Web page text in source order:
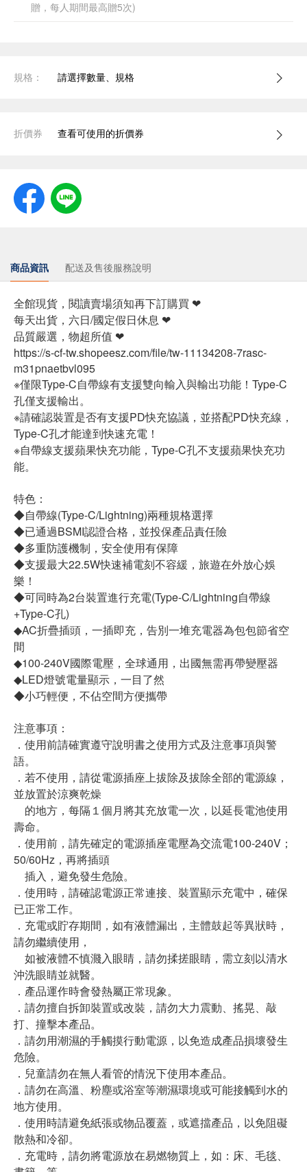
贈，每人期間最高贈5次)
規格： 請選擇數量、規格
折價券 查看可使用的折價券
商品資訊 配送及售後服務說明
全館現貨，閱讀賣場須知再下訂購買 ❤
每天出貨，六日/國定假日休息 ❤
品質嚴選，物超所值 ❤
https://s-cf-tw.shopeesz.com/file/tw-11134208-7rasc-
m31pnaetbvl095
※僅限Type-C自帶線有支援雙向輸入與輸出功能！Type-C
孔僅支援輸出。
※請確認裝置是否有支援PD快充協議，並搭配PD快充線，
Type-C孔才能達到快速充電！
※自帶線支援蘋果快充功能，Type-C孔不支援蘋果快充功
能。
特色：
◆自帶線(Type-C/Lightning)兩種規格選擇
◆已通過BSMI認證合格，並投保產品責任險
◆多重防護機制，安全使用有保障
◆支援最大22.5W快速補電刻不容緩，旅遊在外放心娛
樂！
◆可同時為2台裝置進行充電(Type-C/Lightning自帶線
+Type-C孔)
◆AC折疊插頭，一插即充，告別一堆充電器為包包節省空
間
◆100-240V國際電壓，全球通用，出國無需再帶變壓器
◆LED燈號電量顯示，一目了然
◆小巧輕便，不佔空間方便攜帶
注意事項：
．使用前請確實遵守說明書之使用方式及注意事項與警
語。
．若不使用，請從電源插座上拔除及拔除全部的電源線，
並放置於涼爽乾燥
的地方，每隔１個月將其充放電一次，以延長電池使用
壽命。
．使用前，請先確定的電源插座電壓為交流電100-240V；
50/60Hz，再將插頭
插入，避免發生危險。
．使用時，請確認電源正常連接、裝置顯示充電中，確保
已正常工作。
．充電或貯存期間，如有液體漏出，主體鼓起等異狀時，
請勿繼續使用，
如被液體不慎濺入眼睛，請勿揉搓眼睛，需立刻以清水
沖洗眼睛並就醫。
．產品運作時會發熱屬正常現象。
．請勿擅自拆卸裝置或改裝，請勿大力震動、搖晃、敲
打、撞擊本產品。
．請勿用潮濕的手觸摸行動電源，以免造成產品損壞發生
危險。
．兒童請勿在無人看管的情況下使用本產品。
．請勿在高溫、粉塵或浴室等潮濕環境或可能接觸到水的
地方使用。
．使用時請避免紙張或物品覆蓋，或遮擋產品，以免阻礙
散熱和冷卻。
．充電時，請勿將電源放在易燃物質上，如：床、毛毯、